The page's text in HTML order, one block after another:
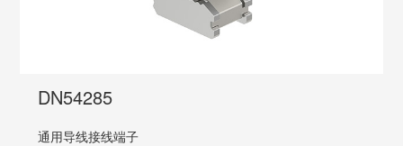
DN54285
通用导线接线端子